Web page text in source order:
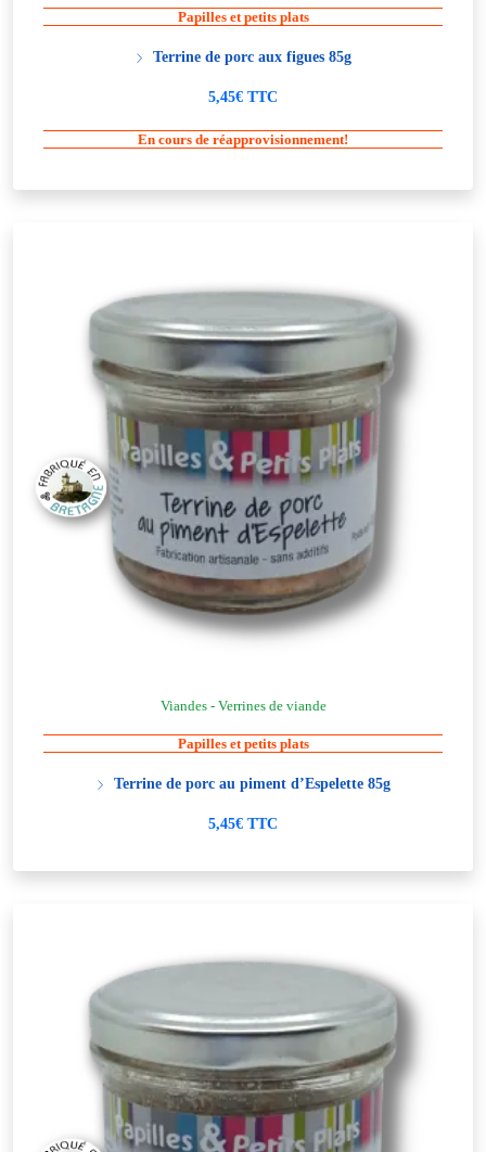
Papilles et petits plats
Terrine de porc aux figues 85g
5,45€ TTC
En cours de réapprovisionnement!
Viandes - Verrines de viande
Papilles et petits plats
Terrine de porc au piment d’Espelette 85g
5,45€ TTC